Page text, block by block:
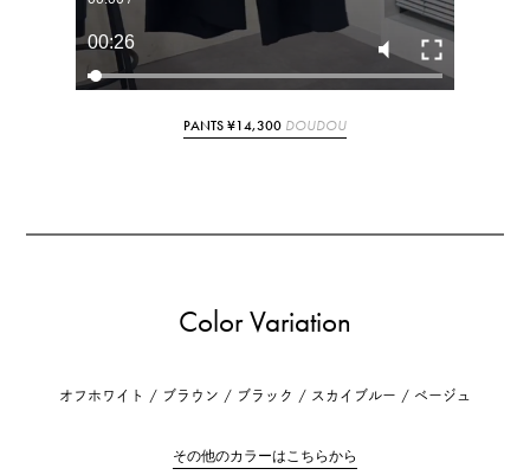
00:26
PANTS ¥14,300 DOUDOU
Color Variation
オフホワイト / ブラウン / ブラック / スカイブルー / ベージュ
その他のカラーはこちらから